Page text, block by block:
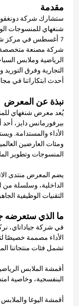
مقدمة
ستشارك شركة
7 أغسطس في مركز
شركة مصنعة متخصصة
الرياضية وملابس
أحدث ابتكاراتنا في
نبذة عن المعرض
يُعد معرض شنغهاي
بيرفورمانس دايز، أحد
الأداء والمستدامة.
ومئات العارضين
المنسوجات وتطوير
يضم المعرض منتدى
الداخلية، وسلسلة من
التقنيات الوظيفية
ما الذي ستعرضه
في شركة جياداتاي،
الأداء مصممة خصيصًا
تشمل فئات منتجاتنا
أقمشة الملابس
البنفسجية، وخاصية
أقمشة اليوغا